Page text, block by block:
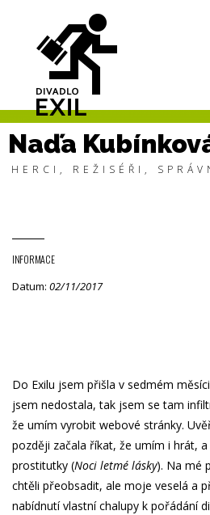
Naďa
HERCI , REŽISÉŘI ,
INFORMACE
Datum: 02/11/2017
Do Exilu jsem přišla v sedmém
jsem nedostala, tak jsem se tam
že umím vyrobit webové stránky.
později začala říkat, že umím i hrát,
prostitutky (Noci letmé lásky). Na mé
chtěli přeobsadit, ale moje veselá a
nabídnutí vlastní chalupy k pořádání